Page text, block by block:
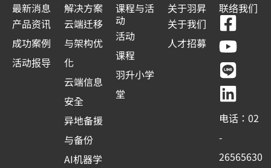
最新消息
产品资讯
成功案例
活动报导
解决方案
云端迁移
与架构优
化
云端信息
安全
异地备援
与备份
AI机器学
课程与活
动
活动
课程
羽升小学
堂
关于羽昇
关于我们
人才招募
联络我们
F
a
c
e
b
o
o
k
Y
o
u
t
u
b
e
L
i
n
e
L
i
n
k
e
d
i
n
电话：02
-
26565630